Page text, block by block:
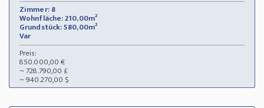
Zimmer: 8
Wohnfläche: 210,00m²
Grundstück: 580,00m²
Var
Preis:
850.000,00 €
~ 728.790,00 £
~ 940.270,00 $